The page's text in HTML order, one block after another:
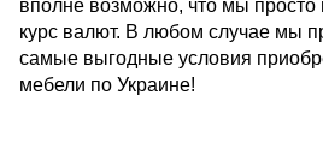
вполне возможно, что мы просто
курс валют. В любом случае мы
самые выгодные условия
мебели по Украине!